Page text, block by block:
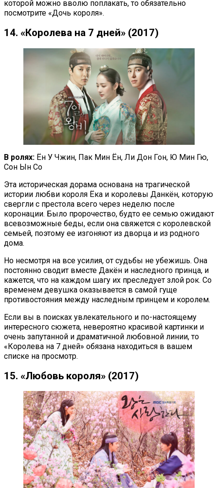
которой можно вволю поплакать, то обязательно
посмотрите «Дочь короля».
14. «Королева на 7 дней» (2017)
В ролях: Ён У Чжин, Пак Мин Ён, Ли Дон Гон, Ю Мин Гю,
Сон Ын Со
Эта историческая дорама основана на трагической
истории любви короля Ёка и королевы Данкён, которую
свергли с престола всего через неделю после
коронации. Было пророчество, будто ее семью ожидают
всевозможные беды, если она свяжется с королевской
семьей, поэтому ее изгоняют из дворца и из родного
дома.
Но несмотря на все усилия, от судьбы не убежишь. Она
постоянно сводит вместе Дакён и наследного принца, и
кажется, что на каждом шагу их преследует злой рок. Со
временем девушка оказывается в самой гуще
противостояния между наследным принцем и королем.
Если вы в поисках увлекательного и по-настоящему
интересного сюжета, невероятно красивой картинки и
очень запутанной и драматичной любовной линии, то
«Королева на 7 дней» обязана находиться в вашем
списке на просмотр.
15. «Любовь короля» (2017)